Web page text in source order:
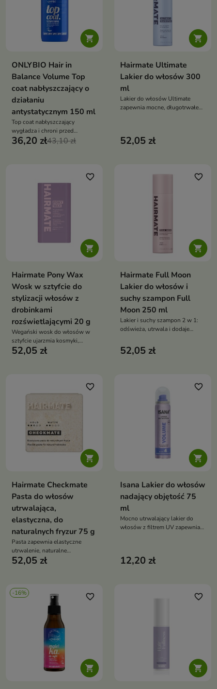

ONLYBIO Hair in
Balance Volume Top
coat nabłyszczający o
działaniu
antystatycznym 150 ml
Top coat nabłyszczający
wygładza i chroni przed
wilgocią, eliminując puszenie i
36,20 zł43,10 zł

Hairmate Ultimate
Lakier do włosów 300
ml
Lakier do włosów Ultimate
zapewnia mocne, długotrwałe
pantenolem i polimerami
52,05 zł

favorite_border
Hairmate Pony Wax
Wosk w sztyfcie do
stylizacji włosów z
drobinkami
rozświetlającymi 20 g
Wegański wosk do włosów w
sztyfcie ujarzmia kosmyki,
wygładza i nabłyszcza dzięki
52,05 zł

favorite_border
Hairmate Full Moon
Lakier do włosów i
suchy szampon Full
Moon 250 ml
Lakier i suchy szampon 2 w 1:
odświeża, utrwala i dodaje
pochłania sebum, włosy są
lekkie, świeże i elastyczne bez
52,05 zł

favorite_border
Hairmate Checkmate
Pasta do włosów
utrwalająca,
elastyczna, do
naturalnych fryzur 75 g
Pasta zapewnia elastyczne
utrwalenie, naturalne
wykończenie i zdrowy połysk.
52,05 zł

favorite_border
Isana Lakier do włosów
nadający objętość 75
ml
Mocno utrwalający lakier do
włosów z filtrem UV zapewnia
12,20 zł
-16%

favorite_border

favorite_border